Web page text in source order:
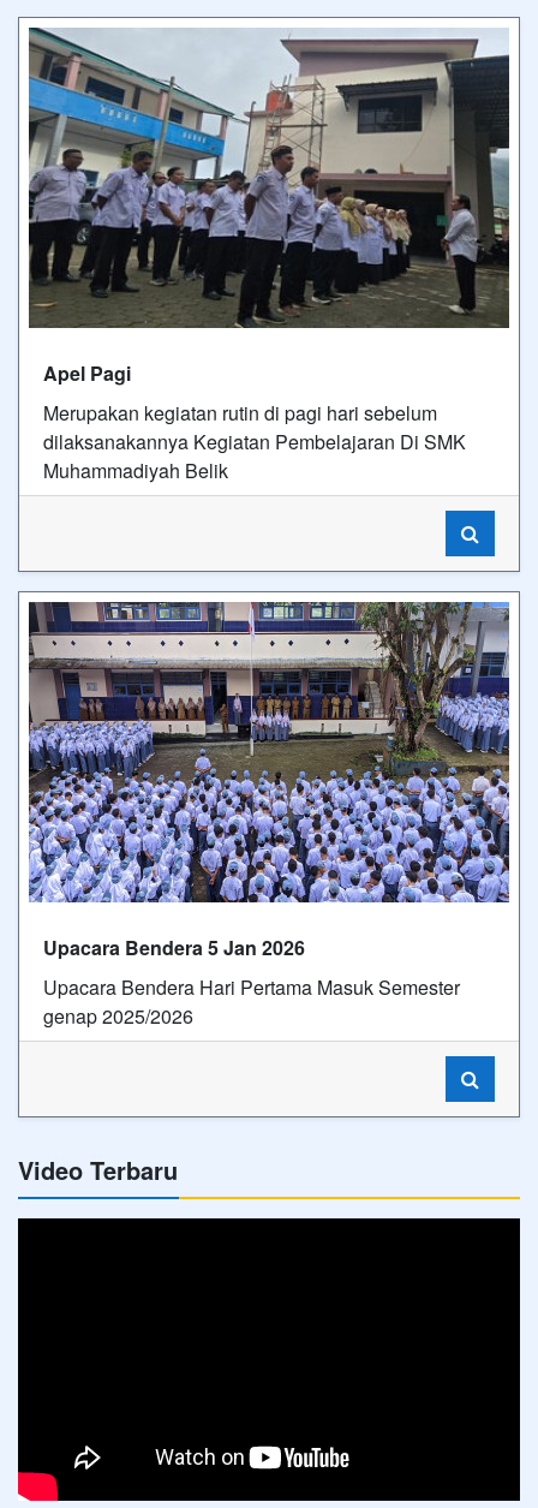
Apel Pagi
Merupakan kegiatan rutin di pagi hari sebelum
dilaksanakannya Kegiatan Pembelajaran Di SMK
Muhammadiyah Belik
Upacara Bendera 5 Jan 2026
Upacara Bendera Hari Pertama Masuk Semester
genap 2025/2026
Video Terbaru